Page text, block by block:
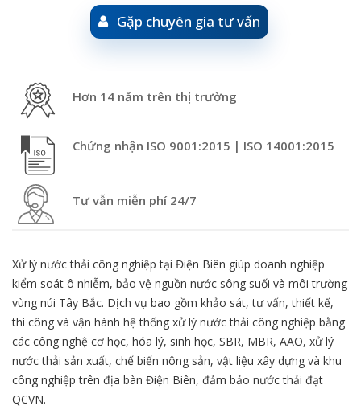
Gặp chuyên gia tư vấn
Hơn 14 năm trên thị trường
Chứng nhận ISO 9001:2015 | ISO 14001:2015
Tư vẫn miễn phí 24/7
Xử lý nước thải công nghiệp tại Điện Biên giúp doanh nghiệp
kiểm soát ô nhiễm, bảo vệ nguồn nước sông suối và môi trường
vùng núi Tây Bắc. Dịch vụ bao gồm khảo sát, tư vấn, thiết kế,
thi công và vận hành hệ thống xử lý nước thải công nghiệp bằng
các công nghệ cơ học, hóa lý, sinh học, SBR, MBR, AAO, xử lý
nước thải sản xuất, chế biến nông sản, vật liệu xây dựng và khu
công nghiệp trên địa bàn Điện Biên, đảm bảo nước thải đạt
QCVN.